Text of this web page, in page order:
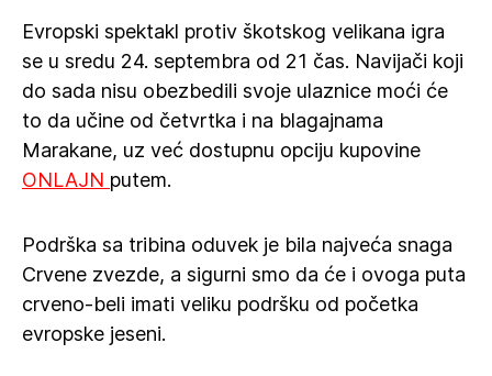
Evropski spektakl protiv škotskog velikana igra
se u sredu 24. septembra od 21 čas. Navijači koji
do sada nisu obezbedili svoje ulaznice moći će
to da učine od četvrtka i na blagajnama
Marakane, uz već dostupnu opciju kupovine
ONLAJN putem.
Podrška sa tribina oduvek je bila najveća snaga
Crvene zvezde, a sigurni smo da će i ovoga puta
crveno-beli imati veliku podršku od početka
evropske jeseni.